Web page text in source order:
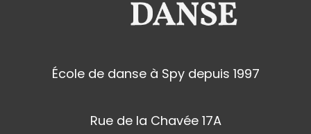
École de danse à Spy depuis 1997
Rue de la Chavée 17A